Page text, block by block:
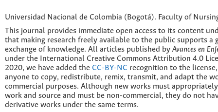
Universidad Nacional de Colombia (Bogotá). Faculty of
This journal provides immediate open access to its content
that making research freely available to the public supports a
exchange of knowledge. All articles published by Avances en
under the International Creative Commons Attribution 4.0
2020, we have added the CC-BY-NC recognition to the
anyone to copy, redistribute, remix, transmit, and adapt the
commercial purposes. Although new works must
work and source and must be non-commercial, they do not
derivative works under the same terms.